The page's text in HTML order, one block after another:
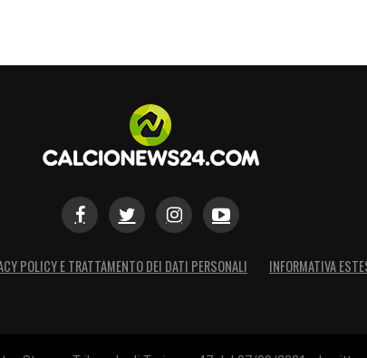
POLICY E TRATTAMENTO DEI DATI PERSONALI INFORMATIVA